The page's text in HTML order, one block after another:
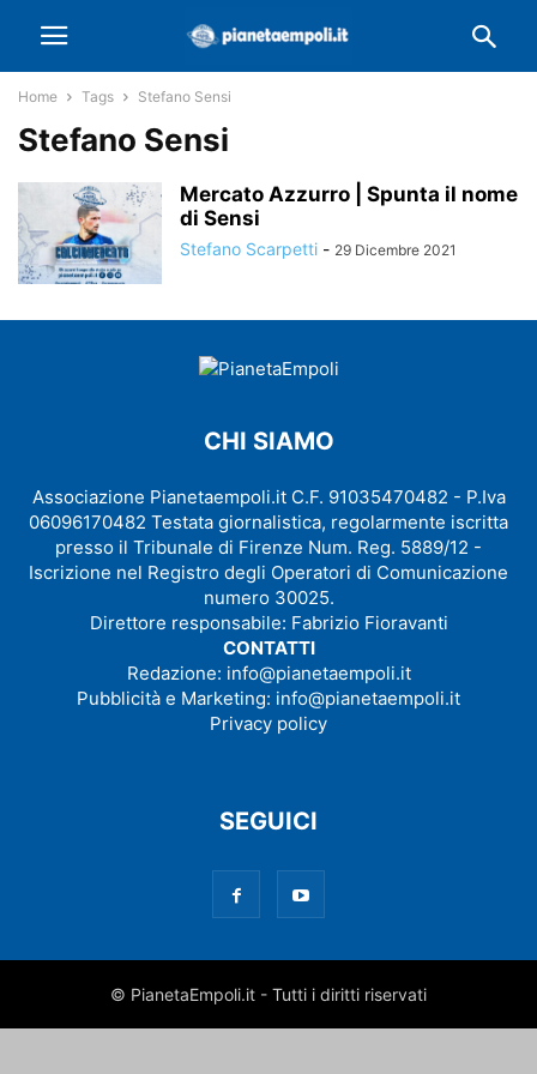
Home Tags Stefano Sensi
Stefano Sensi
Mercato Azzurro | Spunta il nome
di Sensi
Stefano Scarpetti - 29 Dicembre 2021
CHI SIAMO
Associazione Pianetaempoli.it C.F. 91035470482 - P.Iva
06096170482 Testata giornalistica, regolarmente iscritta
presso il Tribunale di Firenze Num. Reg. 5889/12 -
Iscrizione nel Registro degli Operatori di Comunicazione
numero 30025.
Direttore responsabile: Fabrizio Fioravanti
CONTATTI
Redazione: info@pianetaempoli.it
Pubblicità e Marketing: info@pianetaempoli.it
Privacy policy
SEGUICI
© PianetaEmpoli.it - Tutti i diritti riservati